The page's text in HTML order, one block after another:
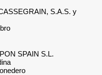
S.A.S. y
SPAIN S.L.